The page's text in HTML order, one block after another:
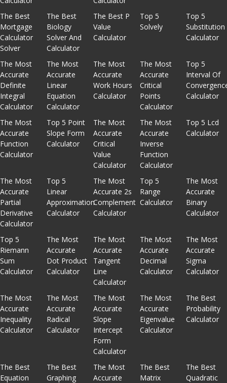
The Best
Mortgage
Calculator
Solver
The Best
Biology
Solver And
Calculator
The Best P
Value
Calculator
Top 5
Solvely
Top 5
Substitution
Calculator
The Most
Accurate
Definite
Integral
Calculator
The Most
Accurate
Linear
Equation
Calculator
The Most
Accurate
Work Hours
Calculator
The Most
Accurate
Critical
Points
Calculator
Top 5
Interval Of
Calculator
The Most
Accurate
Function
Calculator
Top 5 Point
Slope Form
Calculator
The Most
Accurate
Critical
Value
Calculator
The Most
Accurate
Inverse
Function
Calculator
Top 5 Lcd
Calculator
The Most
Accurate
Partial
Derivative
Calculator
Top 5
Linear
Approximation
Calculator
The Most
Accurate 2s
Complement
Calculator
Top 5
Range
Calculator
The Most
Accurate
Binary
Calculator
Top 5
Riemann
Sum
Calculator
The Most
Accurate
Dot Product
Calculator
The Most
Accurate
Tangent
Line
Calculator
The Most
Accurate
Decimal
Calculator
The Most
Accurate
Sigma
Calculator
The Most
Accurate
Inequality
Calculator
The Most
Accurate
Radical
Calculator
The Most
Accurate
Slope
Intercept
Form
Calculator
The Most
Accurate
Eigenvalue
Calculator
The Best
Probability
Calculator
The Best
Equation
The Best
Graphing
The Most
Accurate
The Best
Matrix
The Best
Quadratic